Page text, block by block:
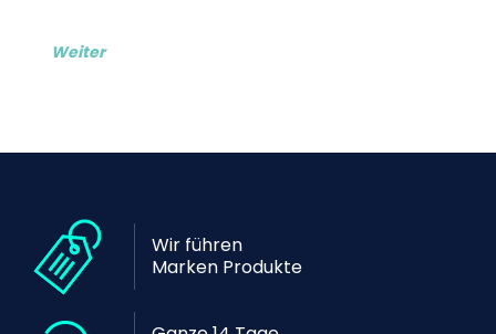
Weiter
Wir führen
Marken Produkte